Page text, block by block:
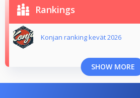
Rankings
Konjan ranking kevät 2026
SHOW MORE